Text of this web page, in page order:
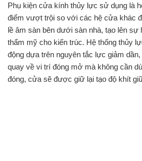
Phụ kiện cửa kính thủy lực sử dụng là
điểm vượt trội so với các hệ cửa khác
lề âm sàn bên dưới sàn nhà, tạo lên sự
thẩm mỹ cho kiến trúc. Hệ thống thủy
động dựa trên nguyên tắc lực giảm
quay về vi trí đóng mở mà không cần
đóng, cửa sẽ được giữ lại tạo độ khít